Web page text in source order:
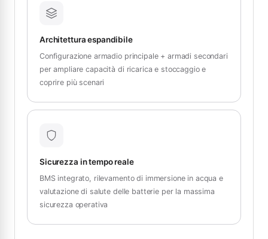
Architettura espandibile
Configurazione armadio principale + armadi secondari
per ampliare capacità di ricarica e stoccaggio e
coprire più scenari
Sicurezza in tempo reale
BMS integrato, rilevamento di immersione in acqua e
valutazione di salute delle batterie per la massima
sicurezza operativa